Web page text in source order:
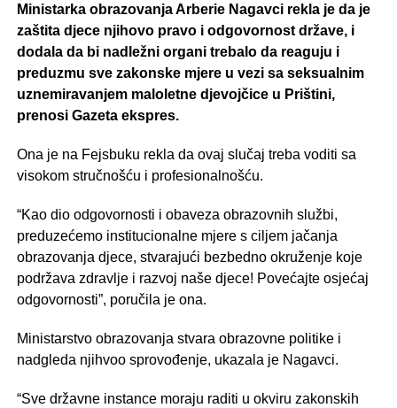
Ministarka obrazovanja Arberie Nagavci rekla je da je
zaštita djece njihovo pravo i odgovornost države, i
dodala da bi nadležni organi trebalo da reaguju i
preduzmu sve zakonske mjere u vezi sa seksualnim
uznemiravanjem maloletne djevojčice u Prištini,
prenosi Gazeta ekspres.
Ona je na Fejsbuku rekla da ovaj slučaj treba voditi sa
visokom stručnošću i profesionalnošću.
“Kao dio odgovornosti i obaveza obrazovnih službi,
preduzećemo institucionalne mjere s ciljem jačanja
obrazovanja djece, stvarajući bezbedno okruženje koje
podržava zdravlje i razvoj naše djece! Povećajte osjećaj
odgovornosti”, poručila je ona.
Ministarstvo obrazovanja stvara obrazovne politike i
nadgleda njihvoo sprovođenje, ukazala je Nagavci.
“Sve državne instance moraju raditi u okviru zakonskih